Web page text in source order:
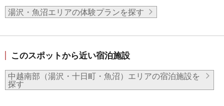
湯沢・魚沼エリアの体験プランを探す
このスポットから近い宿泊施設
中越南部（湯沢・十日町・魚沼）エリアの宿泊施設を
探す